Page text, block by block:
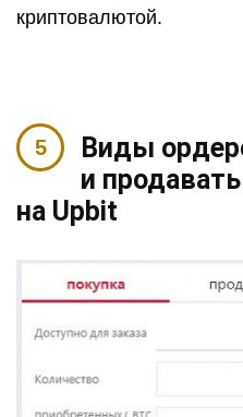
криптовалютой.
Виды
и
на Upbit